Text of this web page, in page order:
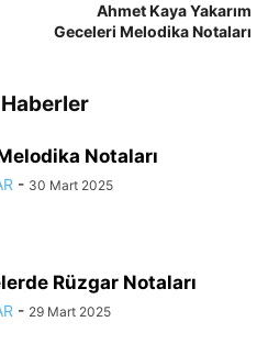
Ahmet Kaya Yakarım
Geceleri Melodika Notaları
Notaları
- 30 Mart 2025
Rüzgar Notaları
- 29 Mart 2025